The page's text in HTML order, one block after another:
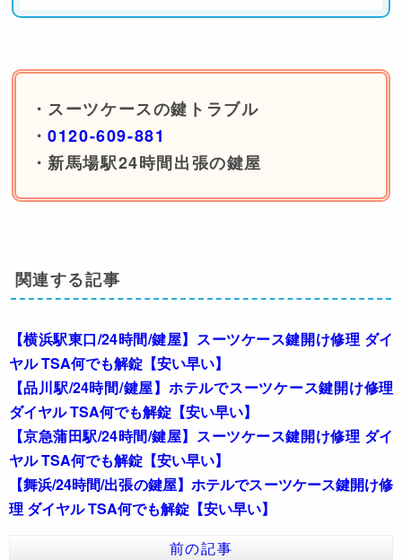
・スーツケースの鍵トラブル
・0120-609-881
・新馬場駅24時間出張の鍵屋
関連する記事
【横浜駅東口/24時間/鍵屋】スーツケース鍵開け修理 ダイ
ヤル TSA何でも解錠【安い早い】
【品川駅/24時間/鍵屋】ホテルでスーツケース鍵開け修理
ダイヤル TSA何でも解錠【安い早い】
【京急蒲田駅/24時間/鍵屋】スーツケース鍵開け修理 ダイ
ヤル TSA何でも解錠【安い早い】
【舞浜/24時間/出張の鍵屋】ホテルでスーツケース鍵開け修
理 ダイヤル TSA何でも解錠【安い早い】
前の記事